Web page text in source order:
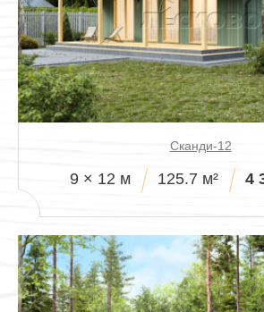
Павильоны
Сканди-12
9 × 12 м 125.7 м² 4